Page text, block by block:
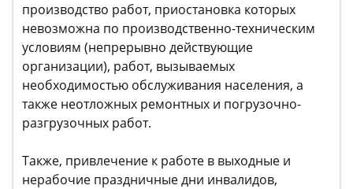
производство работ, приостановка которых
невозможна по производственно-техническим
условиям (непрерывно действующие
организации), работ, вызываемых
необходимостью обслуживания населения, а
также неотложных ремонтных и погрузочно-
разгрузочных работ.
Также, привлечение к работе в выходные и
нерабочие праздничные дни инвалидов,